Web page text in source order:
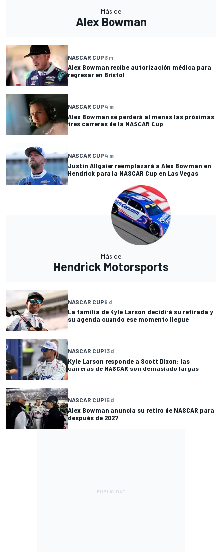
Más de
Alex Bowman
NASCAR CUP3 m
Alex Bowman recibe autorización médica para
regresar en Bristol
NASCAR CUP4 m
Alex Bowman se perderá al menos las próximas
tres carreras de la NASCAR Cup
NASCAR CUP4 m
Justin Allgaier reemplazará a Alex Bowman en
Hendrick para la NASCAR Cup en Las Vegas
Más de
Hendrick Motorsports
NASCAR CUP9 d
La familia de Kyle Larson decidirá su retirada y
su agenda cuando ese momento llegue
NASCAR CUP13 d
Kyle Larson responde a Scott Dixon: las
carreras de NASCAR son demasiado largas
NASCAR CUP15 d
Alex Bowman anuncia su retiro de NASCAR para
después de 2027